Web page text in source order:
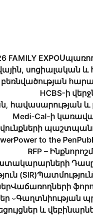
FAMILY EXPO
սոցիալական և
HCBS-ի
հավասարության և
Medi-Cal-ի
Power to the Pen
RFP –
(SIR)
Վաճառողների
Գաղտնիության
և